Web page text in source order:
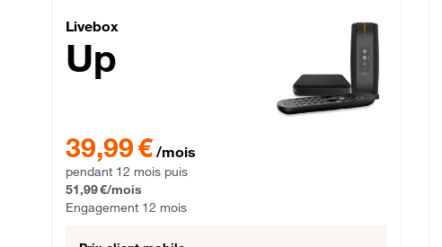
Livebox Up Fibre
Livebox
Up
39,99 € /mois
pendant 12 mois puis
51,99 €/mois
Engagement 12 mois